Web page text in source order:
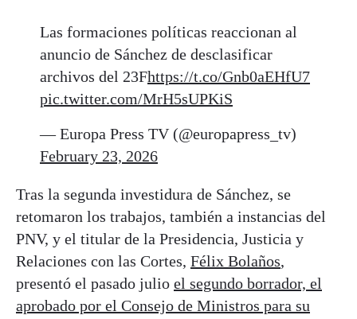
Las formaciones políticas reaccionan al
anuncio de Sánchez de desclasificar
archivos del 23Fhttps://t.co/Gnb0aEHfU7
pic.twitter.com/MrH5sUPKiS
— Europa Press TV (@europapress_tv)
February 23, 2026
Tras la segunda investidura de Sánchez, se
retomaron los trabajos, también a instancias del
PNV, y el titular de la Presidencia, Justicia y
Relaciones con las Cortes, Félix Bolaños,
presentó el pasado julio el segundo borrador, el
aprobado por el Consejo de Ministros para su